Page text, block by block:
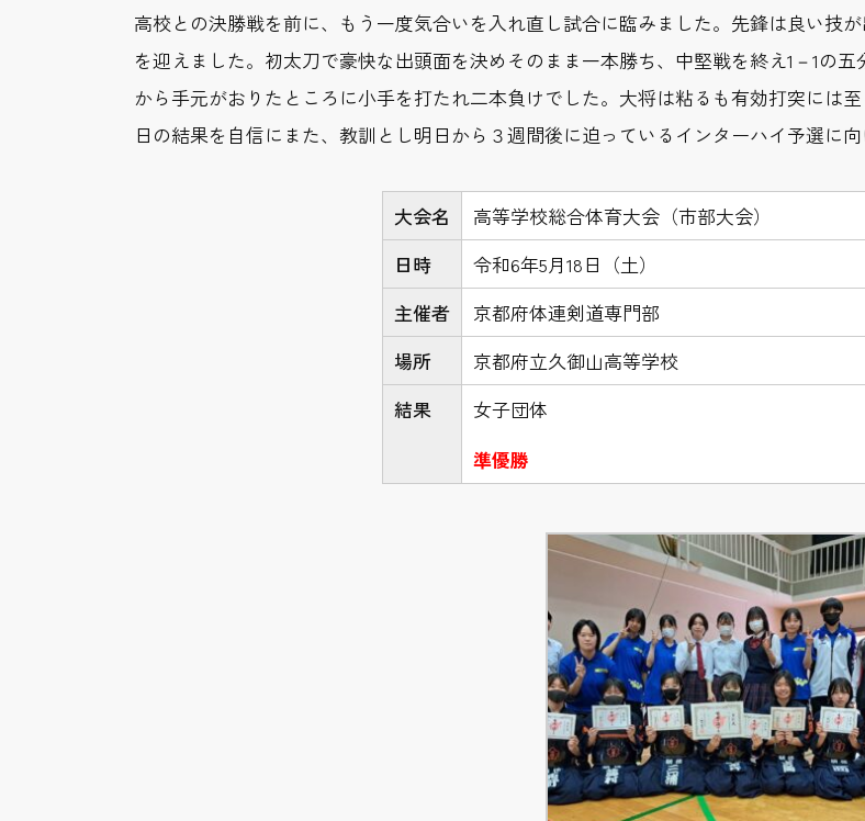
高校との決勝戦を前に、もう一度気合いを入れ直し試合に臨みました。先鋒は良い技
を迎えました。初太刀で豪快な出頭面を決めそのまま一本勝ち、中堅戦を終え1－1の
から手元がおりたところに小手を打たれ二本負けでした。大将は粘るも有効打突には
日の結果を自信にまた、教訓とし明日から３週間後に迫っているインターハイ予選に
大会名
高等学校総合体育大会（市部大会）
日時
令和6年5月18日（土）
主催者
京都府体連剣道専門部
場所
京都府立久御山高等学校
結果
女子団体
準優勝